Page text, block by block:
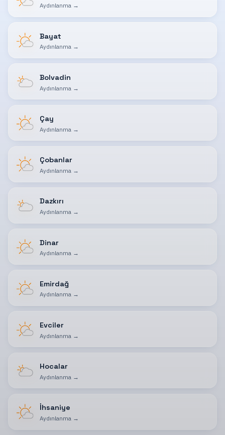
Aydınlanma→
Bayat
Aydınlanma→
Bolvadin
Aydınlanma →
Çay
Aydınlanma →
Çobanlar
Aydınlanma →
Dazkırı
Aydınlanma→
Dinar
Aydınlanma→
Emirdağ
Aydınlanma→
Evciler
Aydınlanma →
Hocalar
Aydınlanma →
İhsaniye
Aydınlanma →